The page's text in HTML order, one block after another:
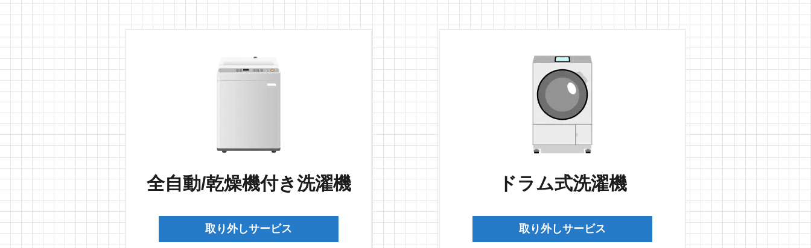
全自動/乾燥機付き洗濯機
取り外しサービス
ドラム式洗濯機
取り外しサービス